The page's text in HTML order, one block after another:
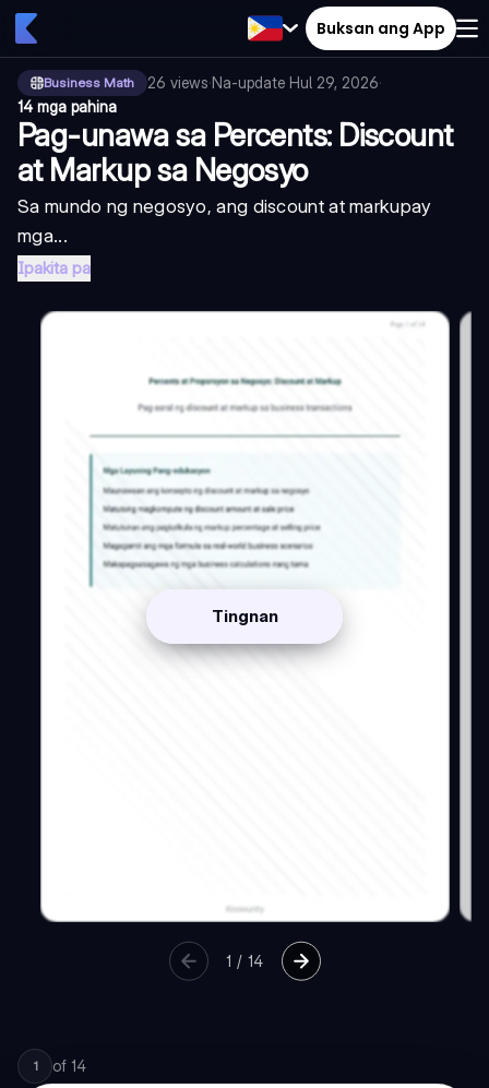
Buksan ang App
Business Math 26 views·Na-update Hul 29, 2026·
14 mga pahina
Pag-unawa sa Percents: Discount
at Markup sa Negosyo
Sa mundo ng negosyo, ang discountatmarkupay
mga...
Ipakita pa
Tingnan
1 / 14
1 of 14